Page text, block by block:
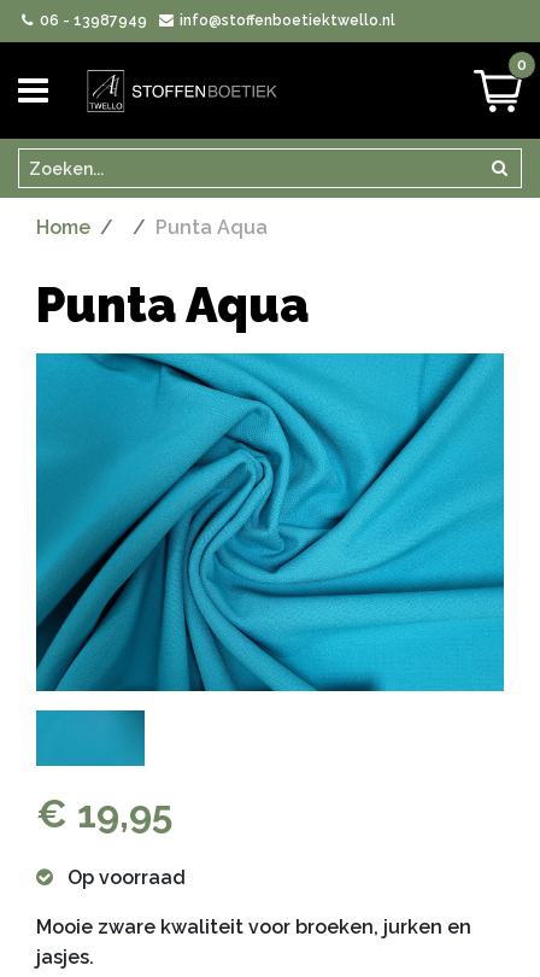
06 - 13987949 info@stoffenboetiektwello.nl
0
Zoeken
Home Punta Aqua
Punta Aqua
€ 19,95
Op voorraad
Mooie zware kwaliteit voor broeken, jurken en
jasjes.